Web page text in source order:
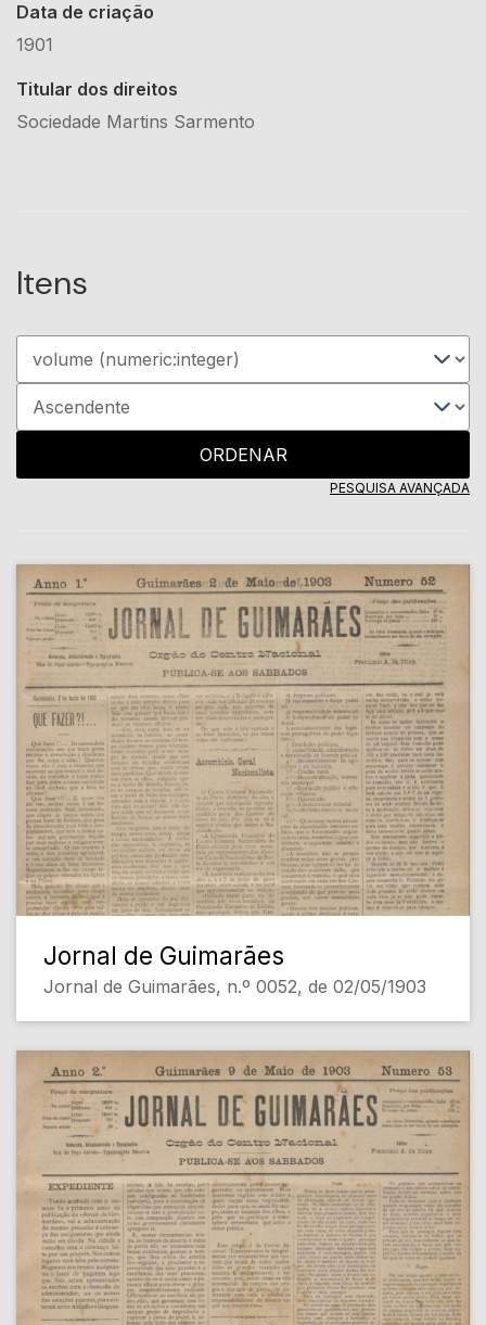
Data de criação
1901
Titular dos direitos
Sociedade Martins Sarmento
Itens
ORDENAR
PESQUISA AVANÇADA
Jornal de Guimarães
Jornal de Guimarães, n.º 0052, de 02/05/1903